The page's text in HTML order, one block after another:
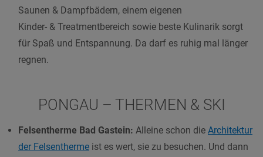
Saunen & Dampfbädern, einem eigenen
Kinder- & Treatmentbereich sowie beste Kulinarik sorgt
für Spaß und Entspannung. Da darf es ruhig mal länger
regnen.
PONGAU – THERMEN & SKI
Felsentherme Bad Gastein: Alleine schon die Architektur
der Felsentherme ist es wert, sie zu besuchen. Und dann